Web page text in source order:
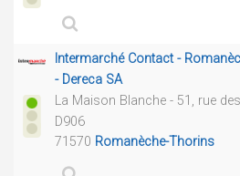
Intermarché Contact -
- Dereca SA
La Maison Blanche - 51, rue
D906
71570 Romanèche-Thorins